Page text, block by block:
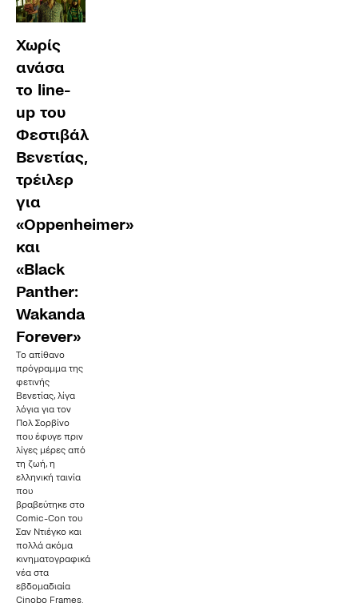
Χωρίς
ανάσα
το line-
up του
Φεστιβάλ
Βενετίας,
τρέιλερ
για
«Oppenheimer»
και
«Black
Panther:
Wakanda
Forever»
Το απίθανο
πρόγραμμα της
φετινής
Βενετίας, λίγα
λόγια για τον
Πολ Σορβίνο
που έφυγε πριν
λίγες μέρες από
τη ζωή, η
ελληνική ταινία
που
βραβεύτηκε στο
Comic-Con του
Σαν Ντιέγκο και
πολλά ακόμα
κινηματογραφικά
νέα στα
εβδομαδιαία
Cinobo Frames.